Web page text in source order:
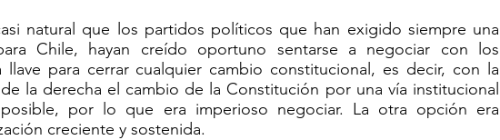
natural que los partidos políticos que han exigido siempre una
Chile, hayan creído oportuno sentarse a negociar con los
para cerrar cualquier cambio constitucional, es decir, con la
la derecha el cambio de la Constitución por una vía institucional
por lo que era imperioso negociar. La otra opción era
creciente y sostenida.